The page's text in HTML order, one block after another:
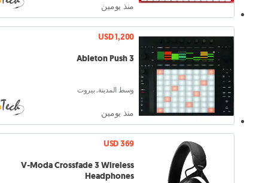
منذ يومين
USD 1,200
Ableton Push 3
وسط المدينة, بيروت
منذ يومين
USD 369
V-Moda Crossfade 3 Wireless
Headphones